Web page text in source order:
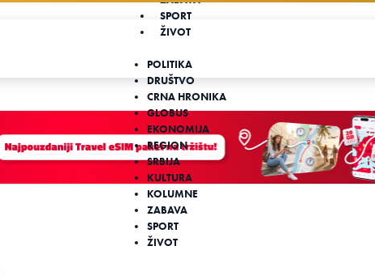
SPORT
ŽIVOT
POLITIKA
DRUŠTVO
CRNA HRONIKA
GLOBUS
EKONOMIJA
REGION
SRBIJA
KULTURA
KOLUMNE
ZABAVA
SPORT
ŽIVOT